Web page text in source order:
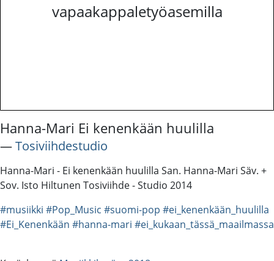
vapaakappaletyöasemilla
Hanna-Mari Ei kenenkään huulilla
―Tosiviihdestudio
Hanna-Mari - Ei kenenkään huulilla San. Hanna-Mari Säv. +
Sov. Isto Hiltunen Tosiviihde - Studio 2014
#musiikki #Pop_Music #suomi-pop #ei_kenenkään_huulilla
#Ei_Kenenkään #hanna-mari #ei_kukaan_tässä_maailmassa